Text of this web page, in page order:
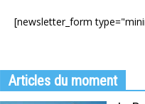
[newsletter_form
Articles du moment